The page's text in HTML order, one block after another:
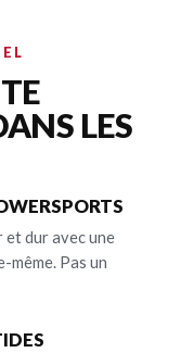
LES
et dur avec une
même. Pas un